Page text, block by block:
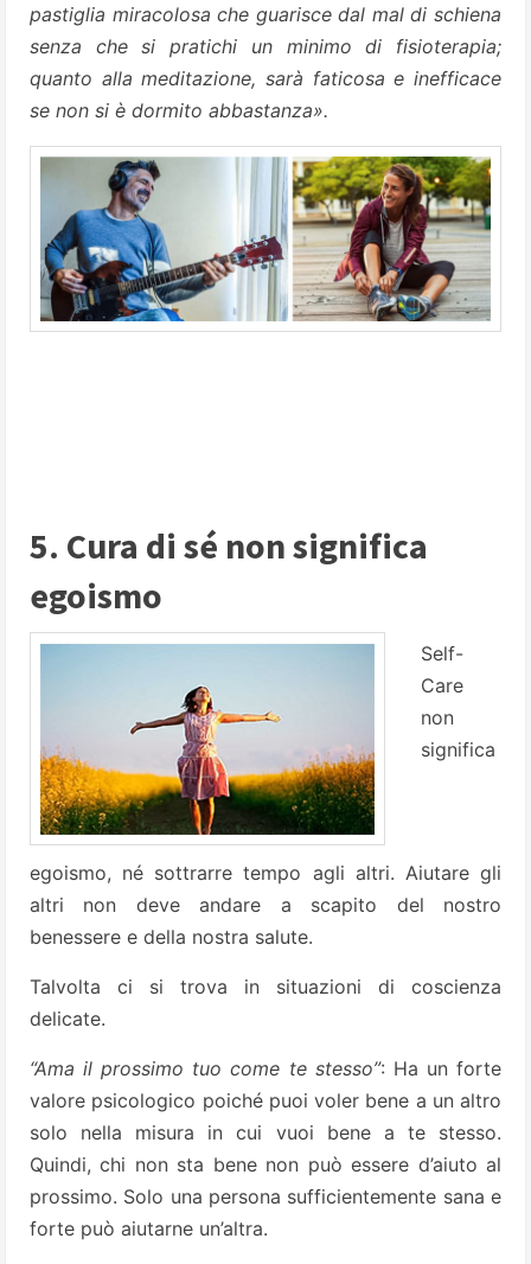
pastiglia miracolosa che guarisce dal mal di schiena
senza che si pratichi un minimo di fisioterapia;
quanto alla meditazione, sarà faticosa e inefficace
se non si è dormito abbastanza».
5. Cura di sé non significa
egoismo
Self-
Care
non
significa
egoismo, né sottrarre tempo agli altri. Aiutare gli
altri non deve andare a scapito del nostro
benessere e della nostra salute.
Talvolta ci si trova in situazioni di coscienza
delicate.
“Ama il prossimo tuo come te stesso”: Ha un forte
valore psicologico poiché puoi voler bene a un altro
solo nella misura in cui vuoi bene a te stesso.
Quindi, chi non sta bene non può essere d’aiuto al
prossimo. Solo una persona sufficientemente sana e
forte può aiutarne un’altra.